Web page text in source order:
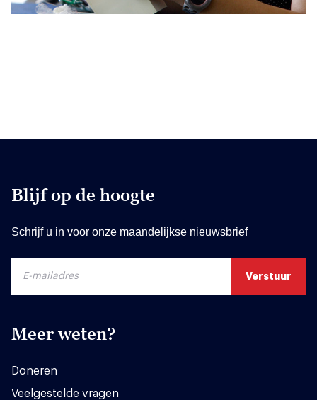
Blijf op de hoogte
Schrijf u in voor onze maandelijkse nieuwsbrief
Meer weten?
Doneren
Veelgestelde vragen